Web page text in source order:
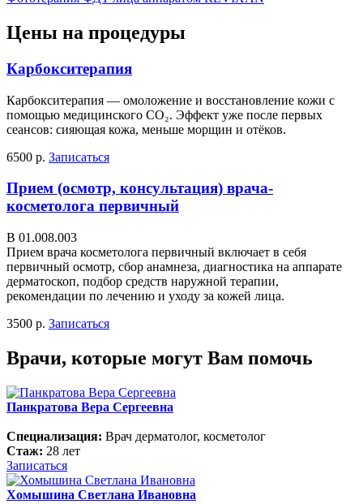
Цены на процедуры
Карбокситерапия
Карбокситерапия — омоложение и восстановление кожи с
помощью медицинского CO₂. Эффект уже после первых
сеансов: сияющая кожа, меньше морщин и отёков.
6500 р. Записаться
Прием (осмотр, консультация) врача-
косметолога первичный
В 01.008.003
Прием врача косметолога первичный включает в себя
первичный осмотр, сбор анамнеза, диагностика на аппарате
дерматоскоп, подбор средств наружной терапии,
рекомендации по лечению и уходу за кожей лица.
3500 р. Записаться
Врачи, которые могут Вам помочь
Панкратова Вера Сергеевна
Специализация: Врач дерматолог, косметолог
Стаж: 28 лет
Записаться
Хомышина Светлана Ивановна